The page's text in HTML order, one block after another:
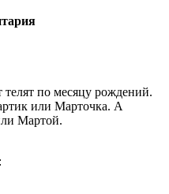
по месяцу рождений.
или Марточка. А
Мартой.
: